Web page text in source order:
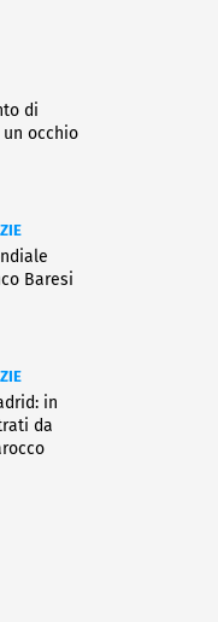
di
un occhio
Baresi
in
da